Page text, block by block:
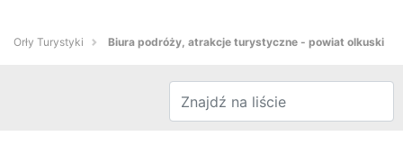
Orły Turystyki Biura podróży, atrakcje turystyczne - powiat olkuski